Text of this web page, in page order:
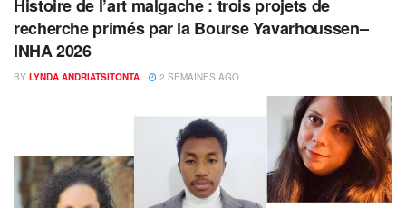
Histoire de l’art malgache : trois projets de
recherche primés par la Bourse Yavarhoussen–
INHA 2026
BY LYNDA ANDRIATSITONTA 2 SEMAINES AGO